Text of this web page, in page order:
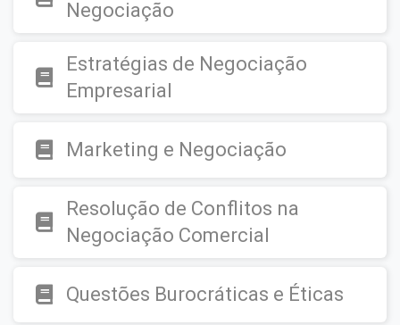
Negociação
Estratégias de Negociação
Empresarial
Marketing e Negociação
Resolução de Conflitos na
Negociação Comercial
Questões Burocráticas e Éticas